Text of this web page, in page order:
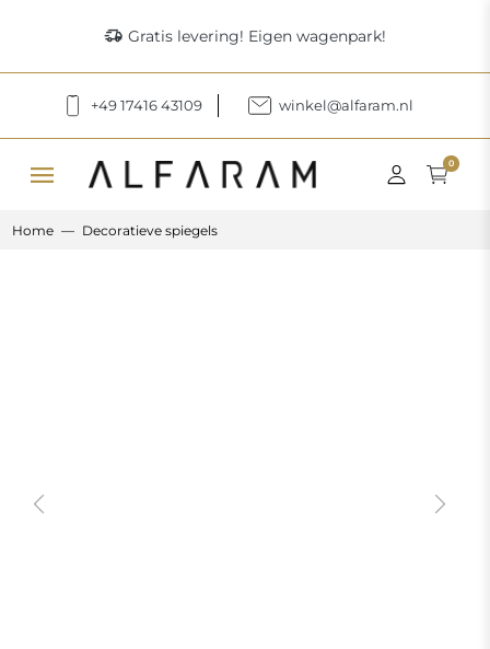
delivery_truck_speed Gratis levering! Eigen wagenpark!
+49 17416 43109 winkel@alfaram.nl
menu 0
Home Decoratieve spiegels
Previous Next